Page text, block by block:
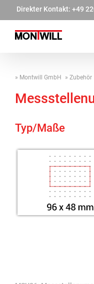
springen
Direkter Kontakt: +49
Montwill GmbH Zubehör
Typ/Maße